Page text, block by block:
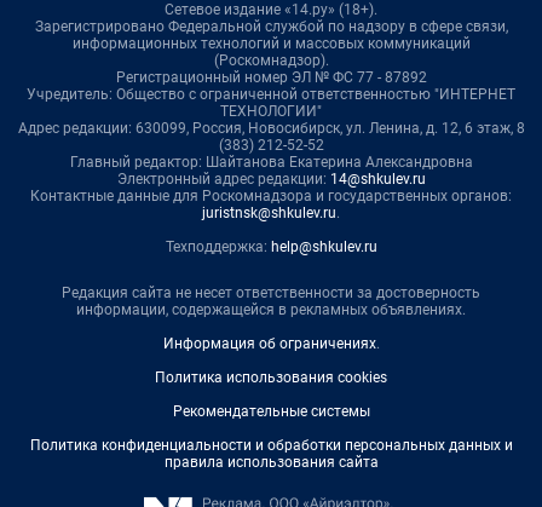
Сетевое издание «14.ру» (18+).
Зарегистрировано Федеральной службой по надзору в сфере связи,
информационных технологий и массовых коммуникаций
(Роскомнадзор).
Регистрационный номер ЭЛ № ФС 77 - 87892
Учредитель: Общество с ограниченной ответственностью "ИНТЕРНЕТ
ТЕХНОЛОГИИ"
Адрес редакции: 630099, Россия, Новосибирск, ул. Ленина, д. 12, 6 этаж, 8
(383) 212-52-52
Главный редактор: Шайтанова Екатерина Александровна
Электронный адрес редакции: 14@shkulev.ru
Контактные данные для Роскомнадзора и государственных органов:
juristnsk@shkulev.ru.
Техподдержка: help@shkulev.ru
Редакция сайта не несет ответственности за достоверность
информации, содержащейся в рекламных объявлениях.
Информация об ограничениях.
Политика использования cookies
Рекомендательные системы
Политика конфиденциальности и обработки персональных данных и
правила использования сайта